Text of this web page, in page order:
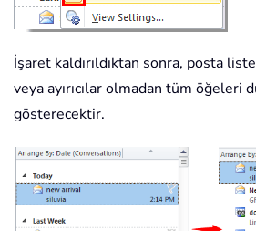
İşaret kaldırıldıktan sonra, posta
veya ayırıcılar olmadan tüm öğeleri
gösterecektir.